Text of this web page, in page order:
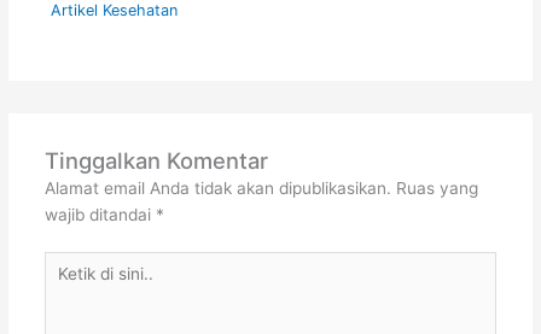
Artikel Kesehatan
Tinggalkan Komentar
Alamat email Anda tidak akan dipublikasikan. Ruas yang
wajib ditandai *
Ketik